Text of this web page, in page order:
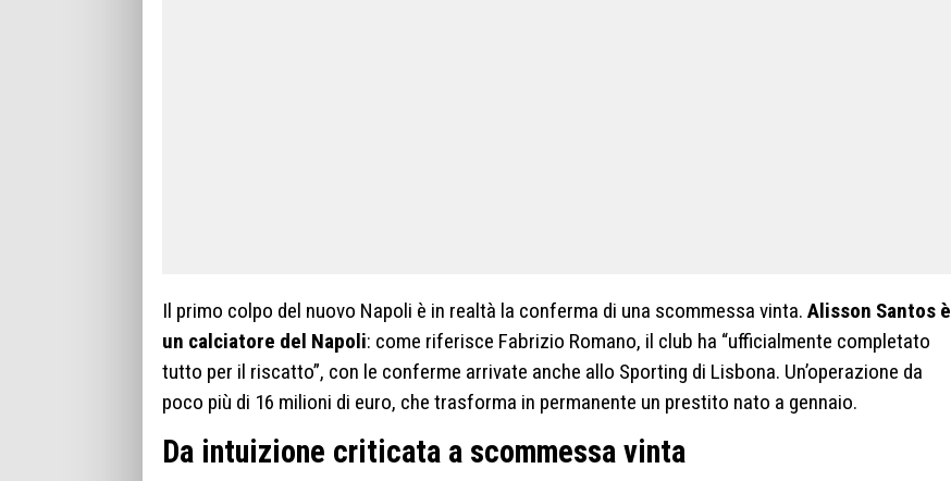
Il primo colpo del nuovo Napoli è in realtà la conferma di una scommessa vinta. Alisson Santos è
un calciatore del Napoli: come riferisce Fabrizio Romano, il club ha “ufficialmente completato
tutto per il riscatto”, con le conferme arrivate anche allo Sporting di Lisbona. Un’operazione da
poco più di 16 milioni di euro, che trasforma in permanente un prestito nato a gennaio.
Da intuizione criticata a scommessa vinta